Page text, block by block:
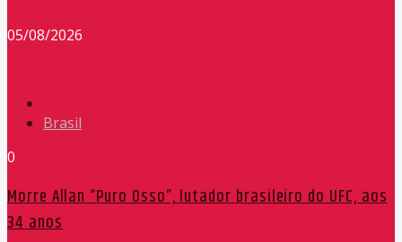
05/08/2026
Brasil
0
Morre Allan “Puro Osso”, lutador brasileiro do UFC, aos
34 anos